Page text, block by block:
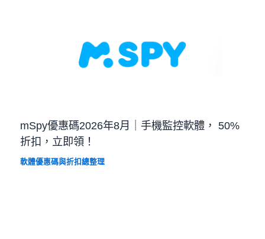
mSpy優惠碼2026年8月｜手機監控軟體， 50%
折扣，立即領！
軟體優惠碼與折扣總整理